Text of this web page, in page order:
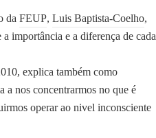
da FEUP, Luis Baptista-Coelho,
importância e a diferença de cada
explica também como
a nos concentrarmos no que é
operar ao nivel inconsciente